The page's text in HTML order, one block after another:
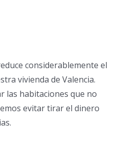
considerablemente el
vivienda de Valencia.
las habitaciones que no
evitar tirar el dinero